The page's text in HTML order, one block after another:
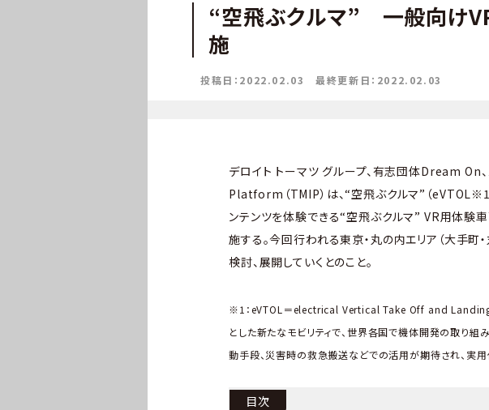
“空飛ぶクルマ” 一般向け
施
投稿日：2022.02.03 最終更新日：2022.02.03
デロイト トーマツ グループ、有志団体Dream
Platform（TMIP）は、“空飛ぶクルマ”（
ンテンツを体験できる“空飛ぶクルマ” VR用体
施する。今回行われる東京・丸の内エリア（大手
検討、展開していくとのこと。
※1：eVTOL＝electrical Vertical Take Off and Landingの略
とした新たなモビリティで、世界各国で機体開発の取り
動手段、災害時の救急搬送などでの活用が期待され、実
目次